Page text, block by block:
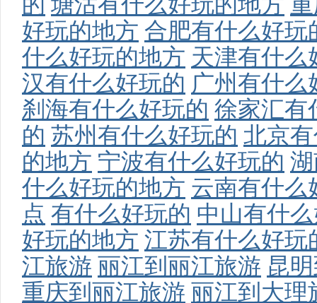
好玩的地方 合肥有什么好玩
什么好玩的地方 天津有什么
汉有什么好玩的 广州有什么
刹海有什么好玩的 徐家汇有
的 苏州有什么好玩的 北京
的地方 宁波有什么好玩的
什么好玩的地方 云南有什么
点 有什么好玩的 中山有什
好玩的地方 江苏有什么好玩
江旅游 丽江到丽江旅游 昆
重庆到丽江旅游 丽江到大理